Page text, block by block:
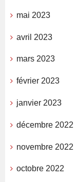
mai 2023
avril 2023
mars 2023
février 2023
janvier 2023
décembre 2022
novembre 2022
octobre 2022